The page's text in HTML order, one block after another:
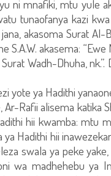
ni mnafiki, mtu yule
tunaofanya kazi
akasoma Surat
S.A.W. akasema:
Wadh-Dhuha,
yote ya Hadithi
Rafii alisema katika
hii kwamba: mtu
Hadithi hii
swala ya peke
wa madhehebu ya